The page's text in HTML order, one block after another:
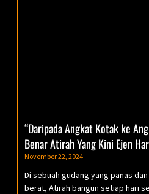
“Daripada Angkat Kotak ke
Benar Atirah Yang Kini Ejen
November 22, 2024
Di sebuah gudang yang panas
berat, Atirah bangun setiap hari